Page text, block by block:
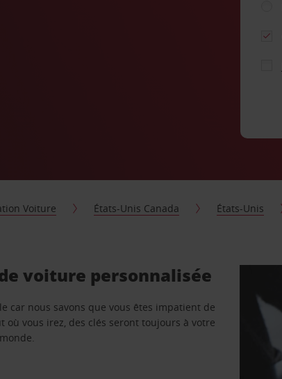
Voiture États-Unis Canada États-Unis
voiture personnalisée
car nous savons que vous êtes impatient de
vous irez, des clés seront toujours à votre